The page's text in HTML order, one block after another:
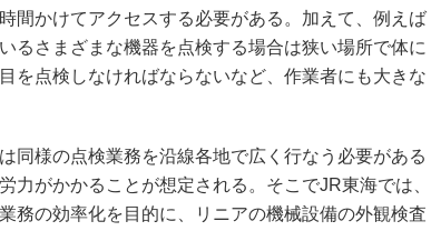
間かけてアクセスする必要がある。加えて、例えば
るさまざまな機器を点検する場合は狭い場所で体に
を点検しなければならないなど、作業者にも大きな
同様の点検業務を沿線各地で広く行なう必要がある
力がかかることが想定される。そこでJR東海では、
務の効率化を目的に、リニアの機械設備の外観検査